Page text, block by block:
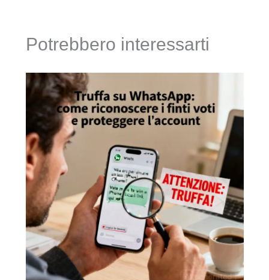
Potrebbero interessarti